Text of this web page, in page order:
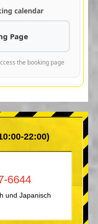
calendar
Page
the booking page
22:00)
6644
und Japanisch